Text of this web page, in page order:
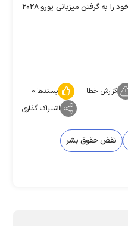
از ارائه پیشنهاد انصراف دادند و توجه خود را به گرفتن میزبانی یورو ۲۰۲۸
گزارش خطا پسندها:۰
اشتراک گذاری
نقض حقوق بشر